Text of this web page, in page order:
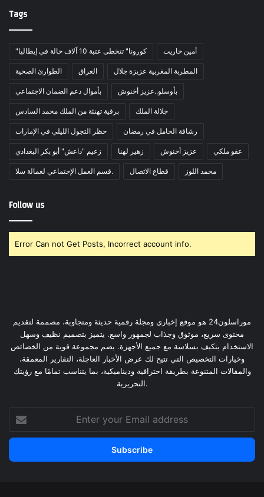
Tags
"كورونا" تتخطى عتبة 10 آلاف حالة في إيطاليا أمين حاريت
الطوارئ الصحية العراق المطربة المغربية عزيزة جلال
بأموال دعم الضمان الاجتماعي بأوسلو..عزيز أخنوش
برقية تهنئة من الملك محمد السادس جلالة الملك
حظر التجول الليلي في الإمارات رشاقة الحامل في رمضان
زعيم "داعش" أبو بكر البغدادي زهير لهنا عزيز أخنوش عفو ملكي
قسم العمل الإجتماعي لعمالة سلا. قطاع الاتصال محمد اللوز
Follow us
Error Can not Get Posts, Incorrect account info.
موراسلون24 هو موقع إخباري ومجلة رقمية حديثة ومتجاوبة، مصممة لتقديم
محتوى سريع، موثوق وجذاب لجمهور واسع. يتميز بتصميم نظيف وسهل
الاستخدام يتكيف بسلاسة مع جميع الأجهزة. يضم مجموعة قوية من الخصائص
وخيارات التخصيص التي تتيح لك عرض الأخبار العاجلة، التقارير المعمقة،
والمقالات المتنوعة بطريقة احترافية وديناميكية، بما يتناسب تمامًا مع رؤيتك
التحريرية.
your
Email